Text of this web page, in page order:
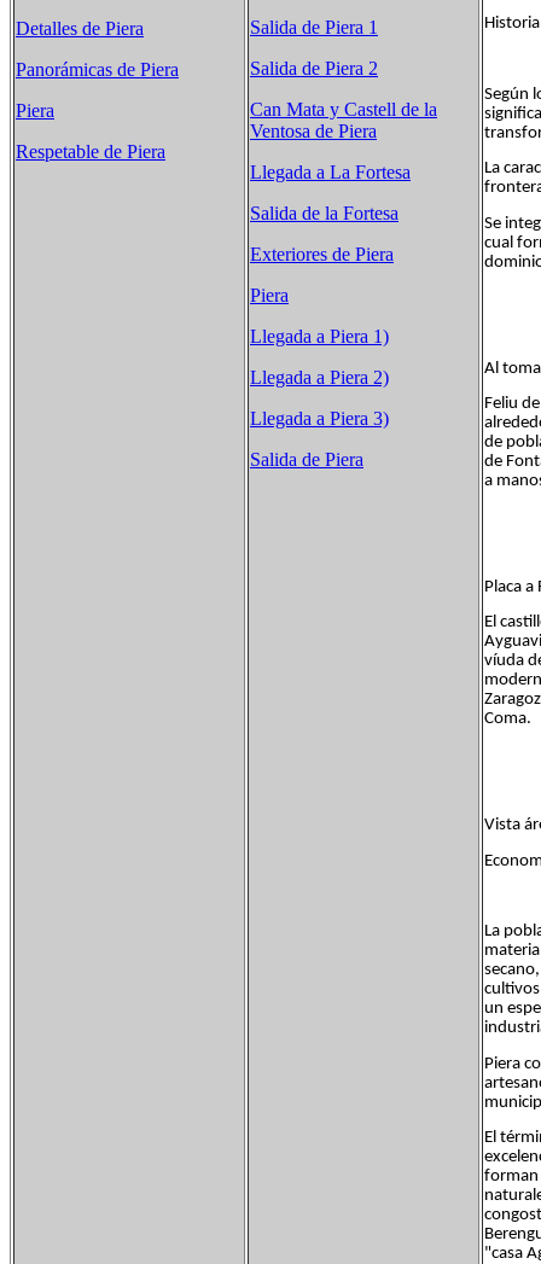
Detalles de Piera
Panorámicas de Piera
Piera
Respetable de Piera
Salida de Piera 1
Salida de Piera 2
Can Mata y Castell de la
Ventosa de Piera
Llegada a La Fortesa
Salida de la Fortesa
Exteriores de Piera
Piera
Llegada a Piera 1)
Llegada a Piera 2)
Llegada a Piera 3)
Salida de Piera
Según
La
Se
cual
Al
Feliu
de
de
a
Placa
El
víuda
Coma.
Vista
La
un
Piera
El
forman
"casa